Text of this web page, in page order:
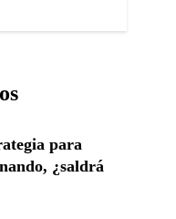
para
¿saldrá